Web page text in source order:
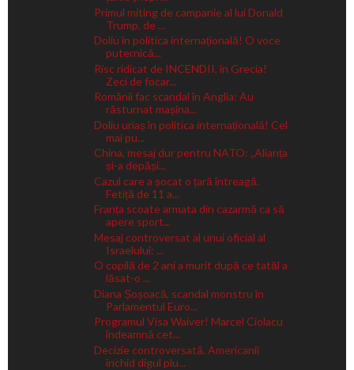
Primul miting de campanie al lui Donald
Trump, de ...
Doliu în politica internațională! O voce
puternică...
Risc ridicat de INCENDII, în Grecia!
Zeci de focar...
Românii fac scandal în Anglia: Au
răsturnat mașina...
Doliu uriaș în politica internațională! Cel
mai pu...
China, mesaj dur pentru NATO: „Alianța
și-a depăși...
Cazul care a șocat o țară întreagă.
Fetiță de 11 a...
Franța scoate armata din cazarmă ca să
apere sport...
Mesaj controversat al unui oficial al
Israelului: ...
O copilă de 2 ani a murit după ce tatăl a
lăsat-o ...
Diana Șoșoacă, scandal monstru în
Parlamentul Euro...
Programul Visa Waiver! Marcel Ciolacu
îndeamnă cet...
Decizie controversată. Americanii
închid digul plu...